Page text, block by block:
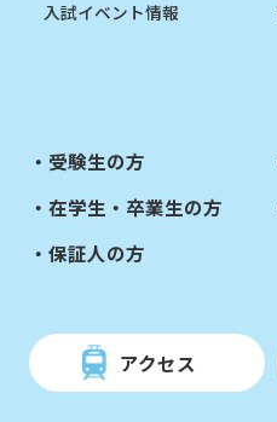
入試イベント情報
受験生の方
在学生・卒業生の方
保証人の方
アクセス